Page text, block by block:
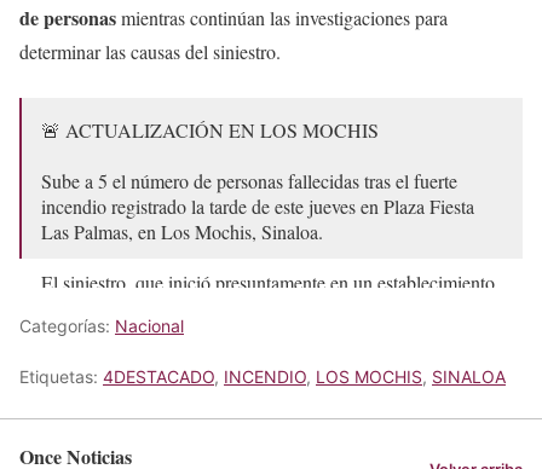
de personasmientras continúan las investigaciones para
determinar las causas del siniestro.
🚨 ACTUALIZACIÓN EN LOS MOCHIS
Sube a 5 el número de personas fallecidas tras el fuerte
incendio registrado la tarde de este jueves en Plaza Fiesta
Las Palmas, en Los Mochis, Sinaloa.
El siniestro, que inició presuntamente en un establecimiento
pic.twitter.com/sUaa175t0P
— Azucena Uresti (@azucenau)May 8, 2026
Categorías: Nacional
Etiquetas: 4DESTACADO, INCENDIO, LOS MOCHIS, SINALOA
Once Noticias